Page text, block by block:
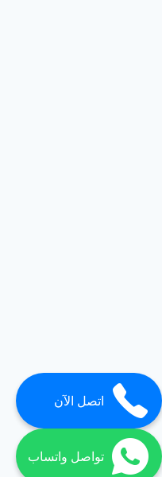
اتصل الآن
تواصل واتساب